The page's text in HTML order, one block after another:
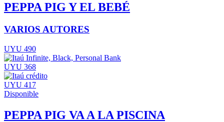
PEPPA PIG Y EL BEBÉ
VARIOS AUTORES
UYU 490
UYU 368
UYU 417
Disponible
PEPPA PIG VA A LA PISCINA